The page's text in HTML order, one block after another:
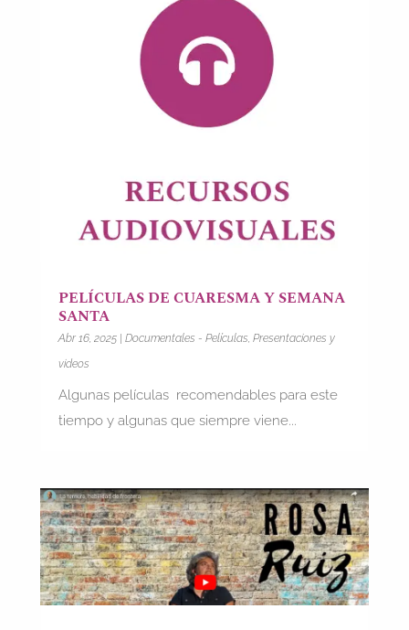
PELÍCULAS DE CUARESMA Y SEMANA
SANTA
Abr 16, 2025| Documentales - Películas, Presentaciones y
videos
Algunas películas recomendables para este
tiempo y algunas que siempre viene...